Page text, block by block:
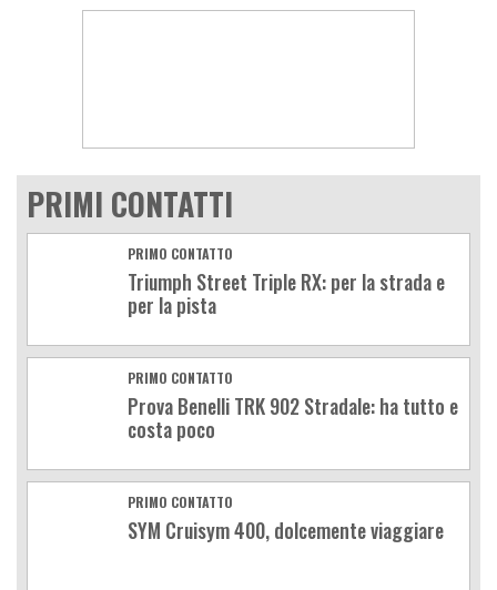
PRIMI CONTATTI
PRIMO CONTATTO
Triumph Street Triple RX: per la strada e
per la pista
PRIMO CONTATTO
Prova Benelli TRK 902 Stradale: ha tutto e
costa poco
PRIMO CONTATTO
SYM Cruisym 400, dolcemente viaggiare